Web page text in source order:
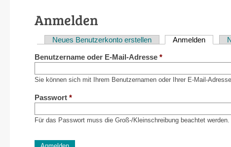
Anmelden
Haupt-
Reiter
Neues Benutzerkonto erstellen Anmelden
Benutzername oder E-Mail-Adresse *
Sie können sich mit Ihrem Benutzernamen oder Ihrer E-Mail-
Passwort *
Für das Passwort muss die Groß-/Kleinschreibung beachtet werden.